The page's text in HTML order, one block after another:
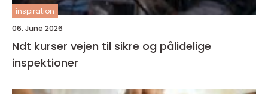
inspiration
06. June 2026
Ndt kurser vejen til sikre og pålidelige
inspektioner